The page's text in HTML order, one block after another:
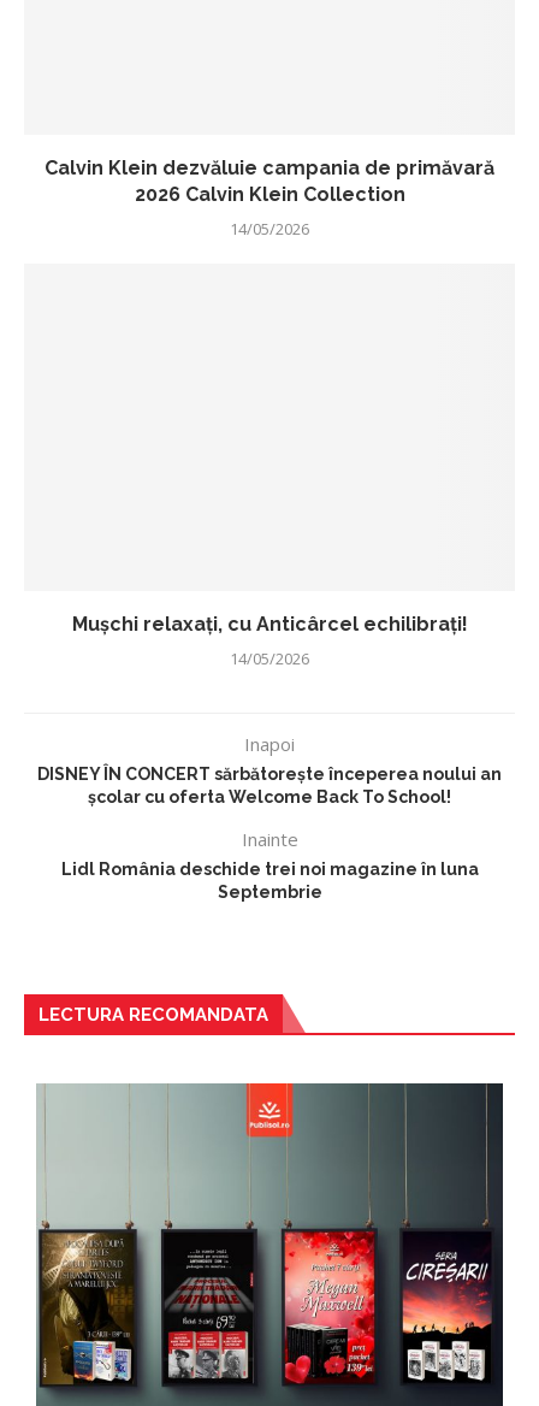
Calvin Klein dezvăluie campania de primăvară
2026 Calvin Klein Collection
14/05/2026
Mușchi relaxați, cu Anticârcel echilibrați!
14/05/2026
Inapoi
DISNEY ÎN CONCERT sărbătorește începerea noului an
școlar cu oferta Welcome Back To School!
Inainte
Lidl România deschide trei noi magazine în luna
Septembrie
LECTURA RECOMANDATA